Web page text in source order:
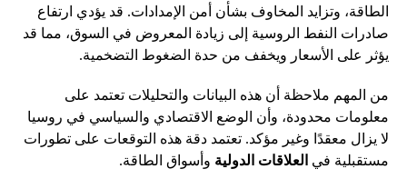
الطاقة، وتزايد المخاوف بشأن أمن الإمدادات. قد يؤدي ارتفاع
صادرات النفط الروسية إلى زيادة المعروض في السوق، مما قد
يؤثر على الأسعار ويخفف من حدة الضغوط التضخمية.
من المهم ملاحظة أن هذه البيانات والتحليلات تعتمد على
معلومات محدودة، وأن الوضع الاقتصادي والسياسي في روسيا
لا يزال معقدًا وغير مؤكد. تعتمد دقة هذه التوقعات على تطورات
مستقبلية في العلاقات الدولية وأسواق الطاقة.